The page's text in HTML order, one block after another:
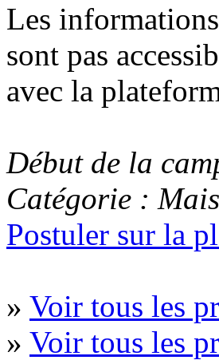
Les
sont pas
avec la
Début de la
Catégorie :
Postuler sur la
» Voir tous les
» Voir tous les